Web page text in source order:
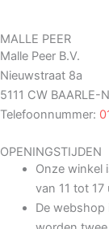
MALLE PEER
Malle Peer B.V.
Nieuwstraat 8a
5111 CW BAARLE-
Telefoonnummer:
OPENINGSTIJDEN
Onze winkel
van 11 tot 17
De webshop